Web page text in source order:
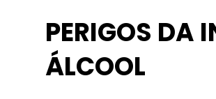
PERIGOS DA
ÁLCOOL